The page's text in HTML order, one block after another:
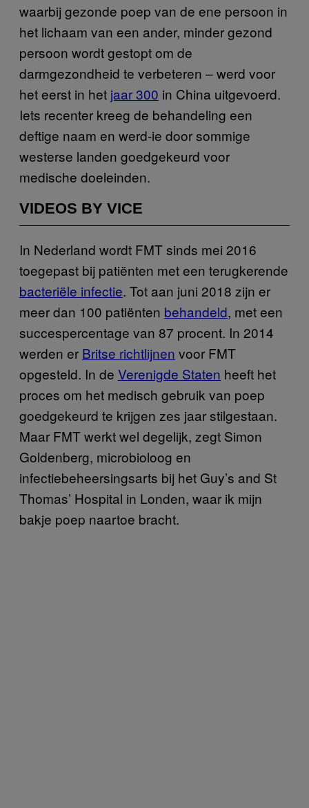
waarbij gezonde poep van de ene persoon in
het lichaam van een ander, minder gezond
persoon wordt gestopt om de
darmgezondheid te verbeteren – werd voor
het eerst in het jaar 300 in China uitgevoerd.
Iets recenter kreeg de behandeling een
deftige naam en werd-ie door sommige
westerse landen goedgekeurd voor
medische doeleinden.
VIDEOS BY VICE
In Nederland wordt FMT sinds mei 2016
toegepast bij patiënten met een terugkerende
bacteriële infectie. Tot aan juni 2018 zijn er
meer dan 100 patiënten behandeld, met een
succespercentage van 87 procent. In 2014
werden er Britse richtlijnen voor FMT
opgesteld. In de Verenigde Staten heeft het
proces om het medisch gebruik van poep
goedgekeurd te krijgen zes jaar stilgestaan.
Maar FMT werkt wel degelijk, zegt Simon
Goldenberg, microbioloog en
infectiebeheersingsarts bij het Guy’s and St
Thomas’ Hospital in Londen, waar ik mijn
bakje poep naartoe bracht.